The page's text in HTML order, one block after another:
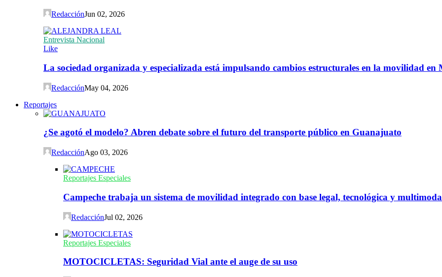
RedacciónJun 02, 2026
Entrevista Nacional
Like
La sociedad organizada y especializada está impulsando cambios estructurales en la movilidad en
RedacciónMay 04, 2026
Reportajes
¿Se agotó el modelo? Abren debate sobre el futuro del transporte público en Guanajuato
RedacciónAgo 03, 2026
Reportajes Especiales
Campeche trabaja un sistema de movilidad integrado con base legal, tecnológica y
RedacciónJul 02, 2026
Reportajes Especiales
MOTOCICLETAS: Seguridad Vial ante el auge de su uso